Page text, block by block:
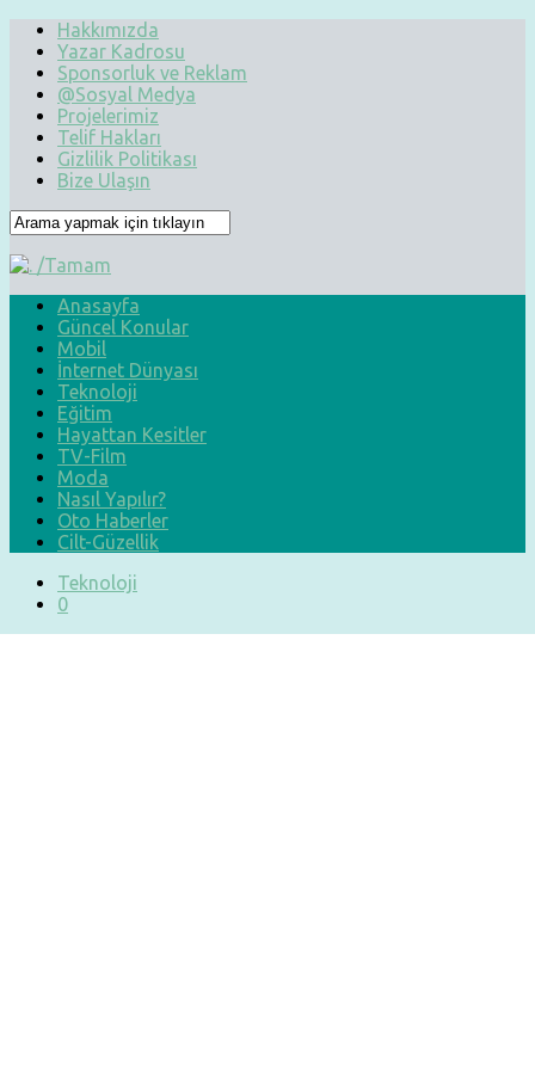
Hakkımızda
Yazar Kadrosu
Sponsorluk ve Reklam
@Sosyal Medya
Projelerimiz
Telif Hakları
Gizlilik Politikası
Bize Ulaşın
Anasayfa
Güncel Konular
Mobil
İnternet Dünyası
Teknoloji
Eğitim
Hayattan Kesitler
TV-Film
Moda
Nasıl Yapılır?
Oto Haberler
Cilt-Güzellik
Teknoloji
0